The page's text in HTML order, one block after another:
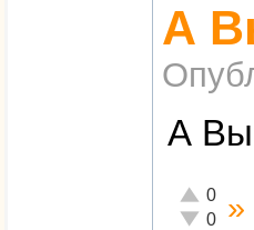
А
А Вы
Отлично!
0
0 »